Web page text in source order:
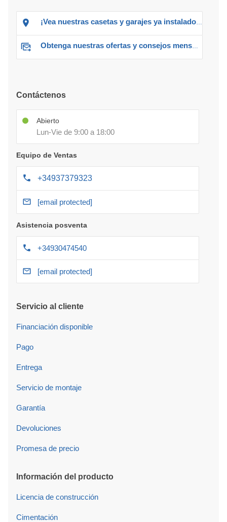
¡Vea nuestras casetas y garajes ya instalados!
Obtenga nuestras ofertas y consejos mensuales
Contáctenos
Abierto
Lun-Vie de 9:00 a 18:00
Equipo de Ventas
+34937379323
[email protected]
Asistencia posventa
+34930474540
[email protected]
Servicio al cliente
Financiación disponible
Pago
Entrega
Servicio de montaje
Garantía
Devoluciones
Promesa de precio
Información del producto
Licencia de construcción
Cimentación